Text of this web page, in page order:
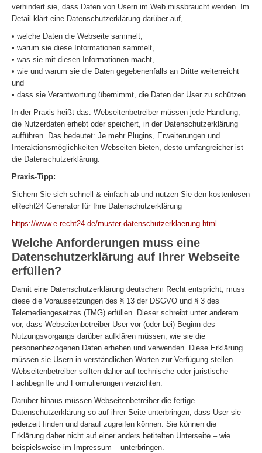
verhindert sie, dass Daten von Usern im Web missbraucht werden. Im
Detail klärt eine Datenschutzerklärung darüber auf,
• welche Daten die Webseite sammelt,
• warum sie diese Informationen sammelt,
• was sie mit diesen Informationen macht,
• wie und warum sie die Daten gegebenenfalls an Dritte weiterreicht
und
• dass sie Verantwortung übernimmt, die Daten der User zu schützen.
In der Praxis heißt das: Webseitenbetreiber müssen jede Handlung,
die Nutzerdaten erhebt oder speichert, in der Datenschutzerklärung
aufführen. Das bedeutet: Je mehr Plugins, Erweiterungen und
Interaktionsmöglichkeiten Webseiten bieten, desto umfangreicher ist
die Datenschutzerklärung.
Praxis-Tipp:
Sichern Sie sich schnell & einfach ab und nutzen Sie den kostenlosen
eRecht24 Generator für Ihre Datenschutzerklärung
https://www.e-recht24.de/muster-datenschutzerklaerung.html
Welche Anforderungen muss eine
Datenschutzerklärung auf Ihrer Webseite
erfüllen?
Damit eine Datenschutzerklärung deutschem Recht entspricht, muss
diese die Voraussetzungen des § 13 der DSGVO und § 3 des
Telemediengesetzes (TMG) erfüllen. Dieser schreibt unter anderem
vor, dass Webseitenbetreiber User vor (oder bei) Beginn des
Nutzungsvorgangs darüber aufklären müssen, wie sie die
personenbezogenen Daten erheben und verwenden. Diese Erklärung
müssen sie Usern in verständlichen Worten zur Verfügung stellen.
Webseitenbetreiber sollten daher auf technische oder juristische
Fachbegriffe und Formulierungen verzichten.
Darüber hinaus müssen Webseitenbetreiber die fertige
Datenschutzerklärung so auf ihrer Seite unterbringen, dass User sie
jederzeit finden und darauf zugreifen können. Sie können die
Erklärung daher nicht auf einer anders betitelten Unterseite – wie
beispielsweise im Impressum – unterbringen.